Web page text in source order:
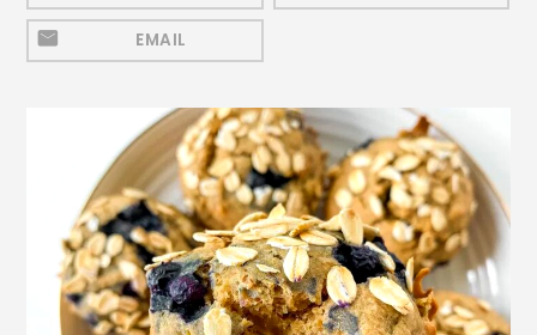
Mezeluri
Băuturi
Băuturi calde
Băuturi reci
Cocktail-uri
Smoothies
EMAIL